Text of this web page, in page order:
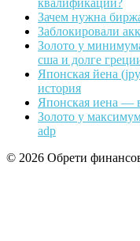
Зачем нужна
Заблокировали
Золото у
сша и долге
Японская йена
история
Японская иена —
Золото у
adp
© 2026 Обрети